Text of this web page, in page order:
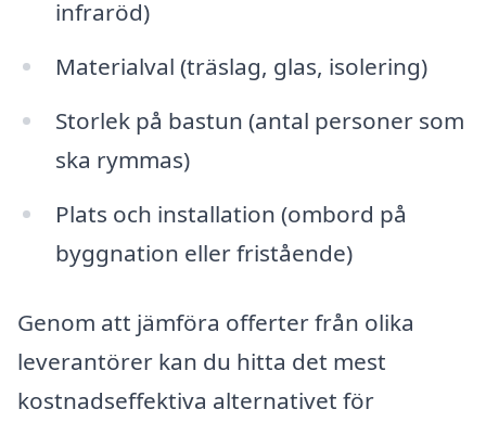
infraröd)
Materialval (träslag, glas, isolering)
Storlek på bastun (antal personer som
ska rymmas)
Plats och installation (ombord på
byggnation eller fristående)
Genom att jämföra offerter från olika
leverantörer kan du hitta det mest
kostnadseffektiva alternativet för